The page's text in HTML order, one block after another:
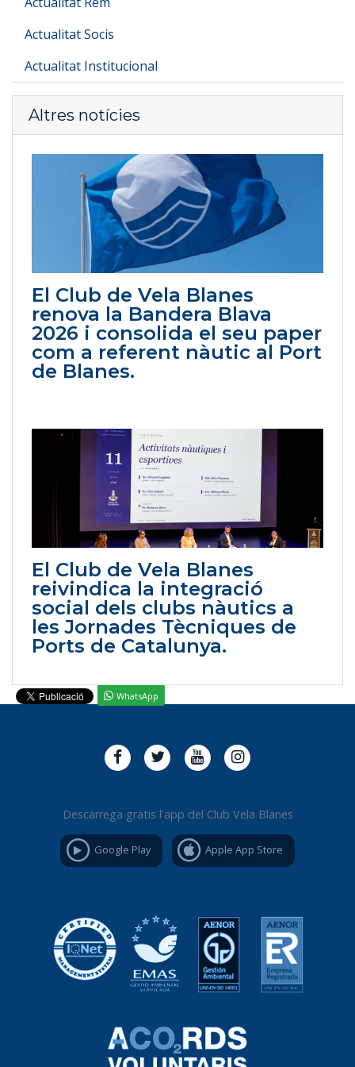
Actualitat Socis
Actualitat Institucional
Altres notícies
El Club de Vela Blanes
renova la Bandera Blava
2026 i consolida el seu paper
com a referent nàutic al Port
de Blanes.
El Club de Vela Blanes
reivindica la integració
social dels clubs nàutics a
les Jornades Tècniques de
Ports de Catalunya.
WhatsApp
Descarrega gratis l'app del Club Vela Blanes
Google Play Apple App Store